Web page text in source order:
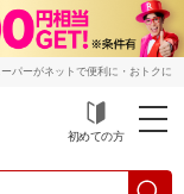
パーがネットで便利に・おトクに
初めての方